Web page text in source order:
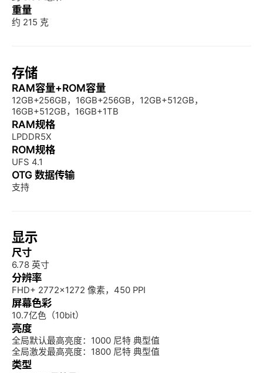
重量
约 215 克
存储
RAM容量+ROM容量
12GB+256GB，16GB+256GB，12GB+512GB，
16GB+512GB，16GB+1TB
RAM规格
LPDDR5X
ROM规格
UFS 4.1
OTG 数据传输
支持
显示
尺寸
6.78 英寸
分辨率
FHD+ 2772×1272 像素，450 PPI
屏幕色彩
10.7亿色（10bit）
亮度
全局默认最高亮度：1000 尼特 典型值
全局激发最高亮度：1800 尼特 典型值
类型